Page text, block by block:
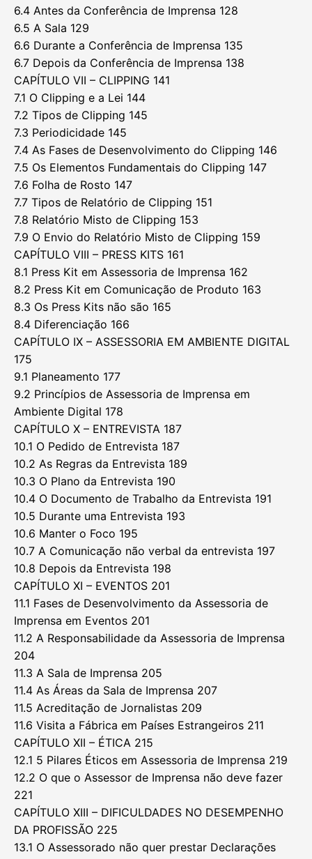
6.4 Antes da Conferência de Imprensa 128
6.5 A Sala 129
6.6 Durante a Conferência de Imprensa 135
6.7 Depois da Conferência de Imprensa 138
CAPÍTULO VII – CLIPPING 141
7.1 O Clipping e a Lei 144
7.2 Tipos de Clipping 145
7.3 Periodicidade 145
7.4 As Fases de Desenvolvimento do Clipping 146
7.5 Os Elementos Fundamentais do Clipping 147
7.6 Folha de Rosto 147
7.7 Tipos de Relatório de Clipping 151
7.8 Relatório Misto de Clipping 153
7.9 O Envio do Relatório Misto de Clipping 159
CAPÍTULO VIII – PRESS KITS 161
8.1 Press Kit em Assessoria de Imprensa 162
8.2 Press Kit em Comunicação de Produto 163
8.3 Os Press Kits não são 165
8.4 Diferenciação 166
CAPÍTULO IX – ASSESSORIA EM AMBIENTE DIGITAL
175
9.1 Planeamento 177
9.2 Princípios de Assessoria de Imprensa em
Ambiente Digital 178
CAPÍTULO X – ENTREVISTA 187
10.1 O Pedido de Entrevista 187
10.2 As Regras da Entrevista 189
10.3 O Plano da Entrevista 190
10.4 O Documento de Trabalho da Entrevista 191
10.5 Durante uma Entrevista 193
10.6 Manter o Foco 195
10.7 A Comunicação não verbal da entrevista 197
10.8 Depois da Entrevista 198
CAPÍTULO XI – EVENTOS 201
11.1 Fases de Desenvolvimento da Assessoria de
Imprensa em Eventos 201
11.2 A Responsabilidade da Assessoria de Imprensa
204
11.3 A Sala de Imprensa 205
11.4 As Áreas da Sala de Imprensa 207
11.5 Acreditação de Jornalistas 209
11.6 Visita a Fábrica em Países Estrangeiros 211
CAPÍTULO XII – ÉTICA 215
12.1 5 Pilares Éticos em Assessoria de Imprensa 219
12.2 O que o Assessor de Imprensa não deve fazer
221
CAPÍTULO XIII – DIFICULDADES NO DESEMPENHO
DA PROFISSÃO 225
13.1 O Assessorado não quer prestar Declarações